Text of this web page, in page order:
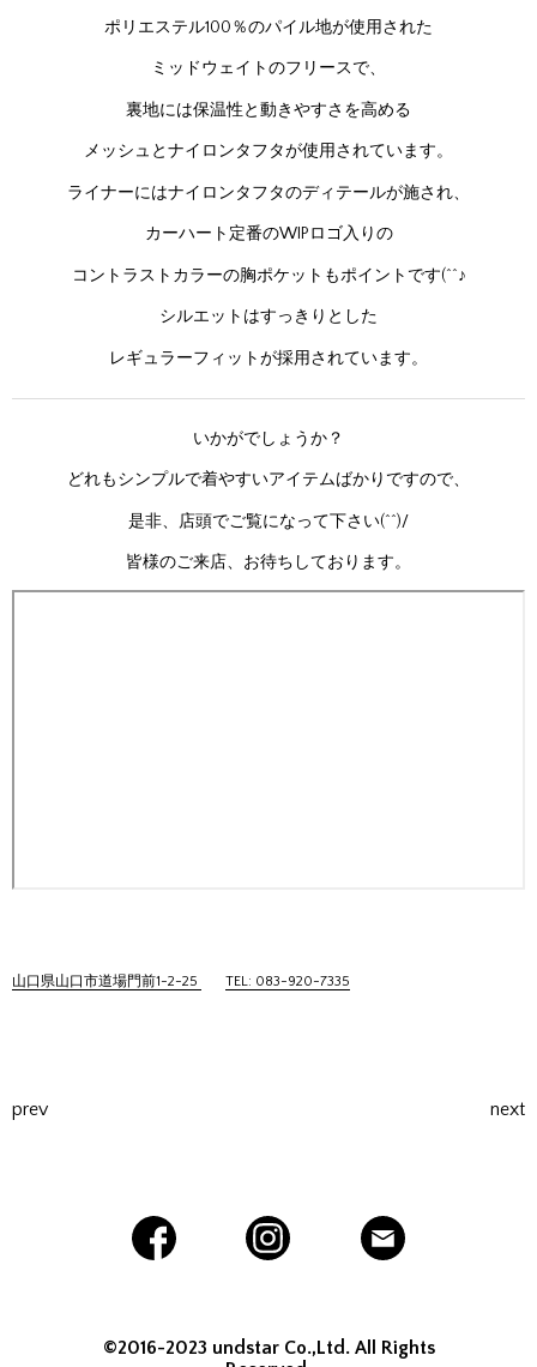
ポリエステル100％のパイル地が使用された
ミッドウェイトのフリースで、
裏地には保温性と動きやすさを高める
メッシュとナイロンタフタが使用されています。
ライナーにはナイロンタフタのディテールが施され、
カーハート定番のWIPロゴ入りの
コントラストカラーの胸ポケットもポイントです(^^♪
シルエットはすっきりとした
レギュラーフィットが採用されています。
いかがでしょうか？
どれもシンプルで着やすいアイテムばかりですので、
是非、店頭でご覧になって下さい(^^)/
皆様のご来店、お待ちしております。
山口県山口市道場門前1-2-25 TEL: 083-920-7335
prev next
©2016-2023 undstar Co.,Ltd. All Rights